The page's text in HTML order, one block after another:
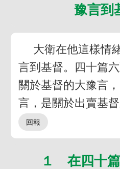
豫言到
大衛在他這樣情
言到基督。四十篇
關於基督的大豫言
言，是關於出賣基
１ 在四十